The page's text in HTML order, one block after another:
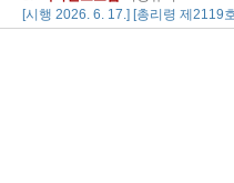
[시행 2026. 6. 17.] [총리령 제2119